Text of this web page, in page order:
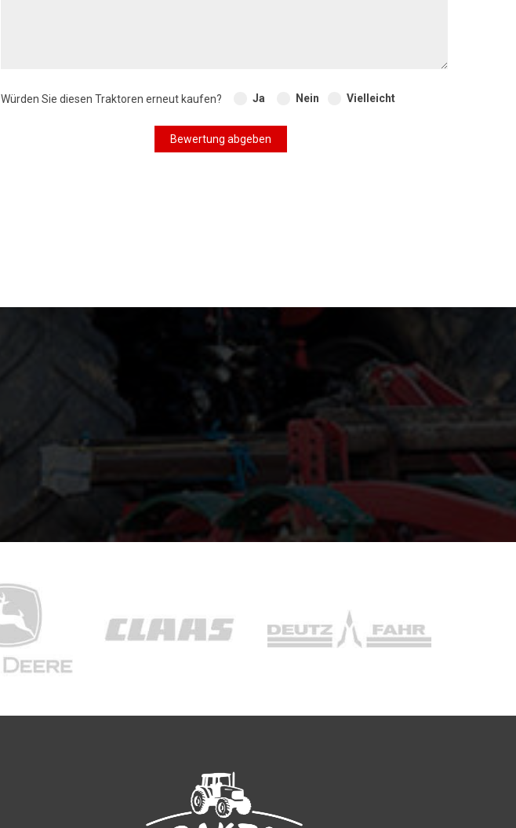
Würden Sie diesen Traktoren erneut kaufen? Ja Nein Vielleicht
Bewertung abgeben